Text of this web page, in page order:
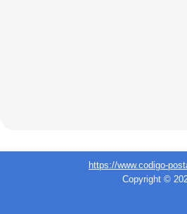
https://www.codigo-
Copyright ©